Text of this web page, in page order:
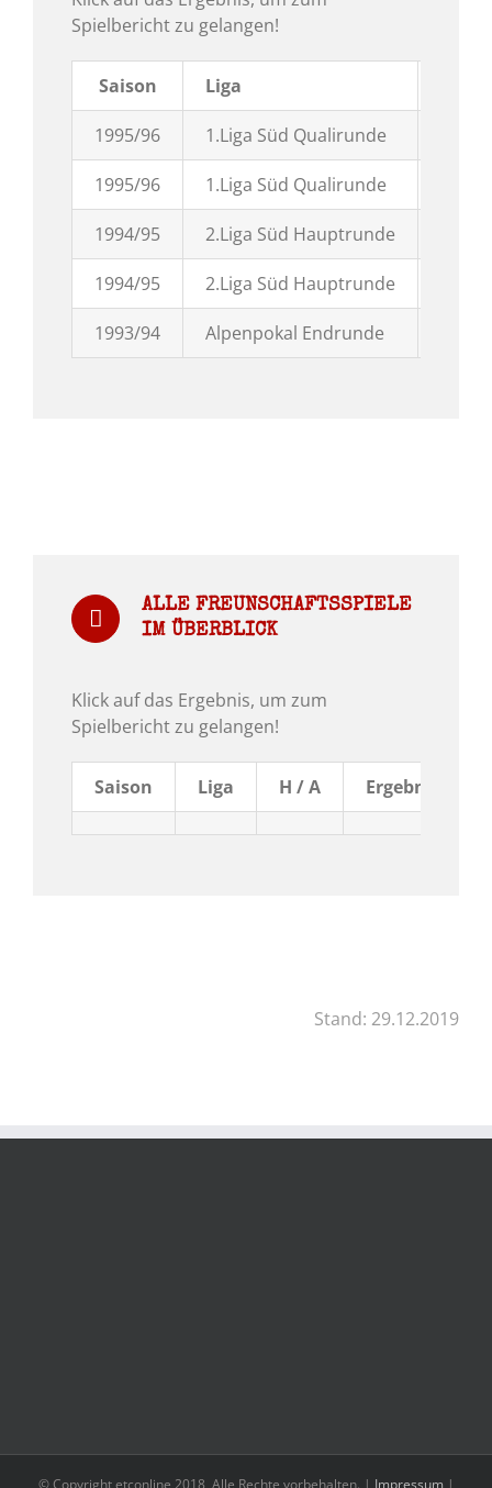
Spielbericht zu gelangen!
Saison Liga
1995/96 1.Liga Süd Qualirunde
1995/96 1.Liga Süd Qualirunde
1994/95 2.Liga Süd Hauptrunde
1994/95 2.Liga Süd Hauptrunde
1993/94 Alpenpokal Endrunde
ALLE FREUNSCHAFTSSPIELE
IM ÜBERBLICK
Klick auf das Ergebnis, um zum
Spielbericht zu gelangen!
Saison Liga H / A Ergebnis
Stand: 29.12.2019
© Copyright etconline 2018, Alle Rechte vorbehalten. | Impressum |